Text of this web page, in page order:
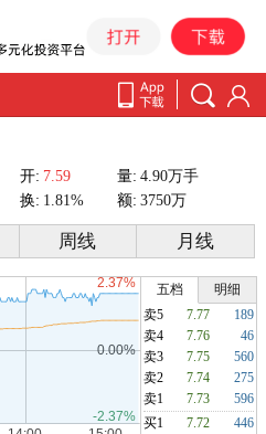
开: 7.59 量: 4.90万手
换: 1.81% 额: 3750万
周线 月线
五档
明细
卖5
7.77
189
卖4
7.76
46
卖3
7.75
560
卖2
7.74
275
卖1
7.73
596
买1
7.72
446